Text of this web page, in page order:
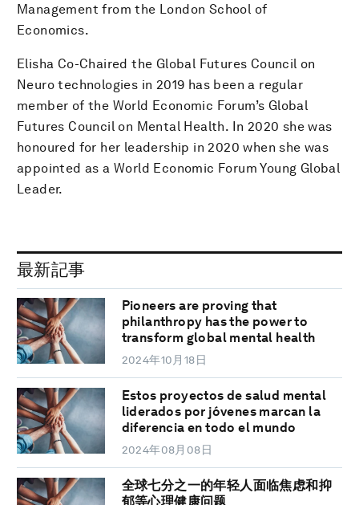
Management from the London School of
Economics.
Elisha Co-Chaired the Global Futures Council on
Neuro technologies in 2019 has been a regular
member of the World Economic Forum’s Global
Futures Council on Mental Health. In 2020 she was
honoured for her leadership in 2020 when she was
appointed as a World Economic Forum Young Global
Leader.
最新記事
Pioneers are proving that
philanthropy has the power to
transform global mental health
2024年10月18日
Estos proyectos de salud mental
liderados por jóvenes marcan la
diferencia en todo el mundo
2024年08月08日
全球七分之一的年轻人面临焦虑和抑
郁等心理健康问题